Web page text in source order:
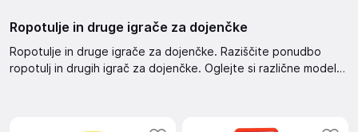
Ropotulje in druge igrače za dojenčke
Ropotulje in druge igrače za dojenčke. Raziščite ponudbo
ropotulj in drugih igrač za dojenčke. Oglejte si različne modele